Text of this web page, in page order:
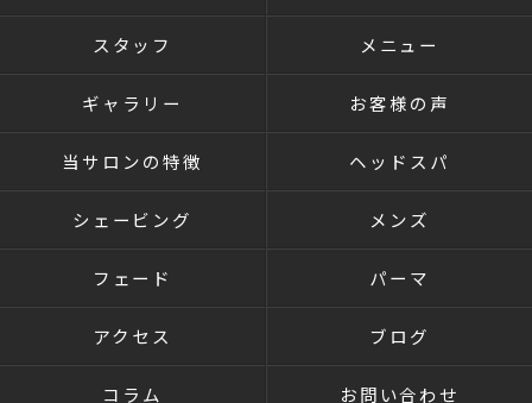
スタッフ メニュー
ギャラリー お客様の声
当サロンの特徴 ヘッドスパ
シェービング メンズ
フェード パーマ
アクセス ブログ
コラム お問い合わせ